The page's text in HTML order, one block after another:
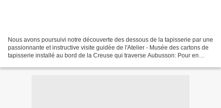
Nous avons poursuivi notre découverte des dessous de la tapisserie par une
passionnante et instructive visite guidée de l'Atelier - Musée des cartons de
tapisserie installé au bord de la Creuse qui traverse Aubusson: Pour en